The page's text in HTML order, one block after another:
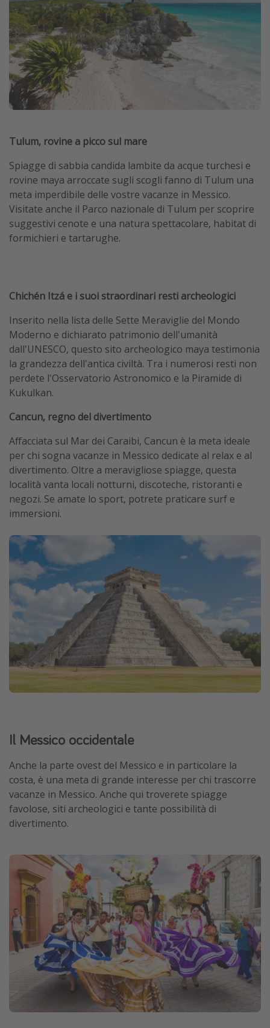
Tulum, rovine a picco sul mare
Spiagge di sabbia candida lambite da acque turchesi e
rovine maya arroccate sugli scogli fanno di Tulum una
meta imperdibile delle vostre vacanze in Messico.
Visitate anche il Parco nazionale di Tulum per scoprire
suggestivi cenote e una natura spettacolare, habitat di
formichieri e tartarughe.
Chichén Itzá e i suoi straordinari resti archeologici
Inserito nella lista delle Sette Meraviglie del Mondo
Moderno e dichiarato patrimonio dell'umanità
dall'UNESCO, questo sito archeologico maya testimonia
la grandezza dell'antica civiltà. Tra i numerosi resti non
perdete l'Osservatorio Astronomico e la Piramide di
Kukulkan.
Cancun, regno del divertimento
Affacciata sul Mar dei Caraibi, Cancun è la meta ideale
per chi sogna vacanze in Messico dedicate al relax e al
divertimento. Oltre a meravigliose spiagge, questa
località vanta locali notturni, discoteche, ristoranti e
negozi. Se amate lo sport, potrete praticare surf e
immersioni.
Il Messico occidentale
Anche la parte ovest del Messico e in particolare la
costa, è una meta di grande interesse per chi trascorre
vacanze in Messico. Anche qui troverete spiagge
favolose, siti archeologici e tante possibilità di
divertimento.